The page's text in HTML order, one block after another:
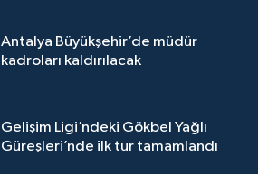
Antalya Büyükşehir’de müdür
kadroları kaldırılacak
Gelişim Ligi’ndeki Gökbel Yağlı
Güreşleri’nde ilk tur tamamlandı